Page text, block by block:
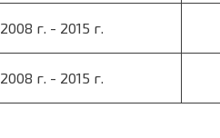
2008 г. - 2015 г.
2008 г. - 2015 г.